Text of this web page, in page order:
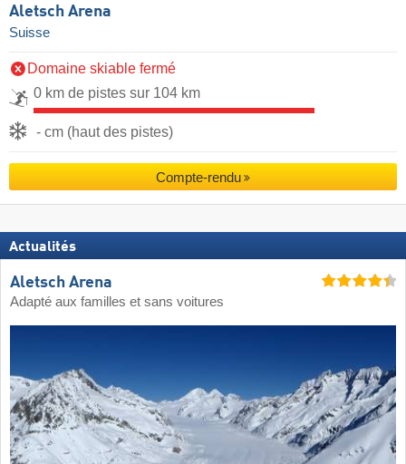
Aletsch Arena
Suisse
Domaine skiable fermé
0 km de pistes sur 104 km
- cm (haut des pistes)
Compte-rendu
Actualités
Aletsch Arena
Adapté aux familles et sans voitures